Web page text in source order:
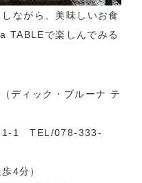
ながら、美味しいお食
TABLEで楽しんでみる
ィック・ブルーナ テ
1-1 TEL/078-333-
4分）